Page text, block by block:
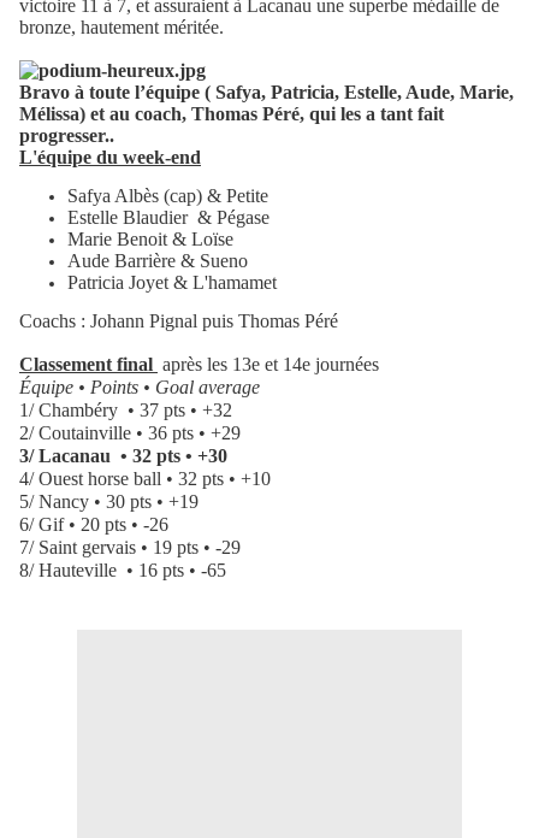
victoire 11 à 7, et assuraient à Lacanau une superbe médaille de
bronze, hautement méritée.
Bravo à toute l’équipe ( Safya, Patricia, Estelle, Aude, Marie,
Mélissa) et au coach, Thomas Péré, qui les a tant fait
progresser..
L'équipe du week-end
Safya Albès (cap) & Petite
Estelle Blaudier & Pégase
Marie Benoit & Loïse
Aude Barrière & Sueno
Patricia Joyet & L'hamamet
Coachs : Johann Pignal puis Thomas Péré
Classement final après les 13e et 14e journées
Équipe • Points • Goal average
1/ Chambéry • 37 pts • +32
2/ Coutainville • 36 pts • +29
3/ Lacanau • 32 pts • +30
4/ Ouest horse ball • 32 pts • +10
5/ Nancy • 30 pts • +19
6/ Gif • 20 pts • -26
7/ Saint gervais • 19 pts • -29
8/ Hauteville • 16 pts • -65